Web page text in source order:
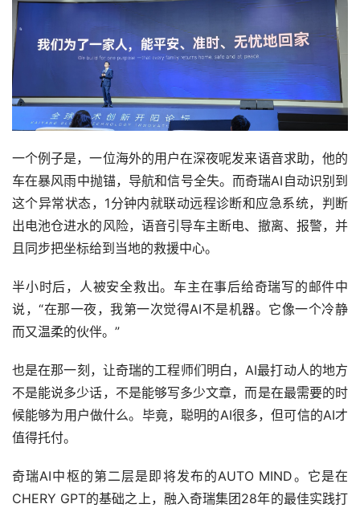
一个例子是，一位海外的用户在深夜呢发来语音求助，他的
车在暴风雨中抛锚，导航和信号全失。而奇瑞AI自动识别到
这个异常状态，1分钟内就联动远程诊断和应急系统，判断
出电池仓进水的风险，语音引导车主断电、撤离、报警，并
且同步把坐标给到当地的救援中心。
半小时后，人被安全救出。车主在事后给奇瑞写的邮件中
说，“在那一夜，我第一次觉得AI不是机器。它像一个冷静
而又温柔的伙伴。”
也是在那一刻，让奇瑞的工程师们明白，AI最打动人的地方
不是能说多少话，不是能够写多少文章，而是在最需要的时
候能够为用户做什么。毕竟，聪明的AI很多，但可信的AI才
值得托付。
奇瑞AI中枢的第二层是即将发布的AUTO MIND。它是在
CHERY GPT的基础之上，融入奇瑞集团28年的最佳实践打